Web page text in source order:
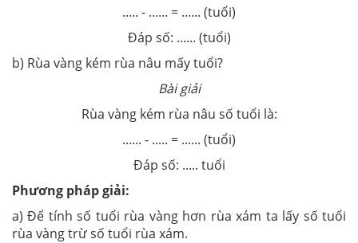
..... - ...... = ...... (tuổi)
Đáp số: ...... (tuổi)
b) Rùa vàng kém rùa nâu mấy tuổi?
Bài giải
Rùa vàng kém rùa nâu số tuổi là:
...... - ..... = ...... (tuổi)
Đáp số: ..... tuổi
Phương pháp giải:
a) Để tính số tuổi rùa vàng hơn rùa xám ta lấy số tuổi
rùa vàng trừ số tuổi rùa xám.